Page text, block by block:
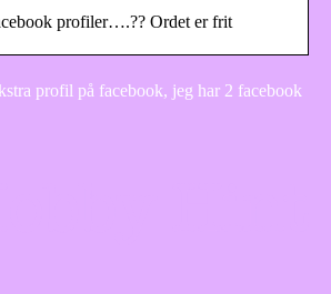
profiler….?? Ordet er frit
profil på facebook, jeg har 2 facebook